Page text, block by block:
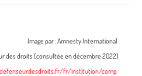
Image par : Amnesty International
des droits (consultée en décembre 2022)
fr/institution/comp